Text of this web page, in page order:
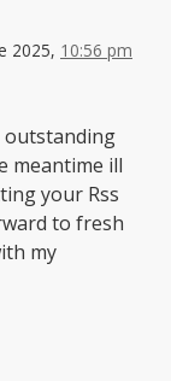
2025, 10:56 pm
outstanding
meantime ill
your Rss
to fresh
my